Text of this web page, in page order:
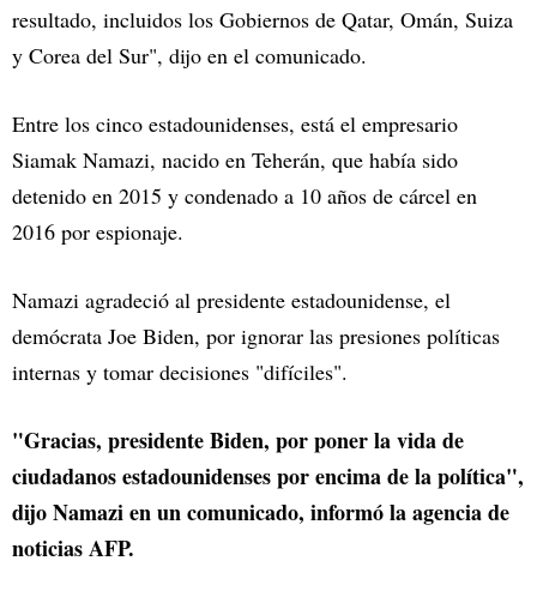
resultado, incluidos los Gobiernos de Qatar, Omán, Suiza
y Corea del Sur", dijo en el comunicado.
Entre los cinco estadounidenses, está el empresario
Siamak Namazi, nacido en Teherán, que había sido
detenido en 2015 y condenado a 10 años de cárcel en
2016 por espionaje.
Namazi agradeció al presidente estadounidense, el
demócrata Joe Biden, por ignorar las presiones políticas
internas y tomar decisiones "difíciles".
"Gracias, presidente Biden, por poner la vida de
ciudadanos estadounidenses por encima de la política",
dijo Namazi en un comunicado, informó la agencia de
noticias AFP.